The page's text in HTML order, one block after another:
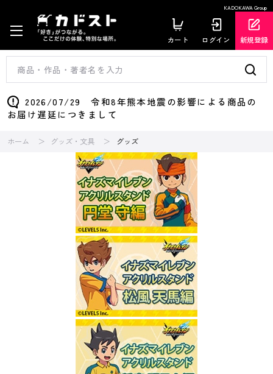
KADOKAWA Group
カート ログイン 新規登録
2026/07/29 令和8年熊本地震の影響による商品の
お届け遅延につきまして
ホーム グッズ・文具 グッズ